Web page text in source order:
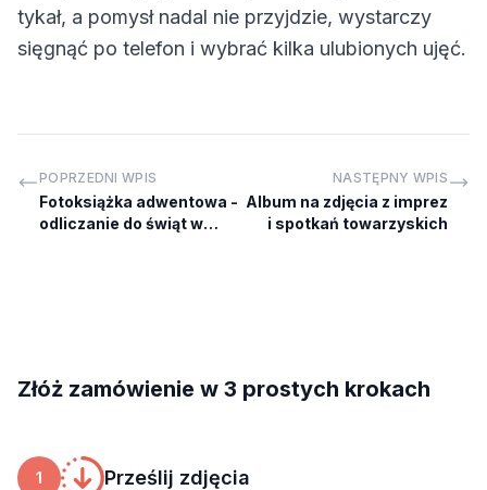
tykał, a pomysł nadal nie przyjdzie, wystarczy
sięgnąć po telefon i wybrać kilka ulubionych ujęć.
POPRZEDNI WPIS
Fotoksiążka adwentowa -
odliczanie do świąt w
NASTĘPNY WPIS
Album na zdjęcia z imprez
i spotkań towarzyskich
Złóż zamówienie w 3 prostych krokach
1 Prześlij zdjęcia